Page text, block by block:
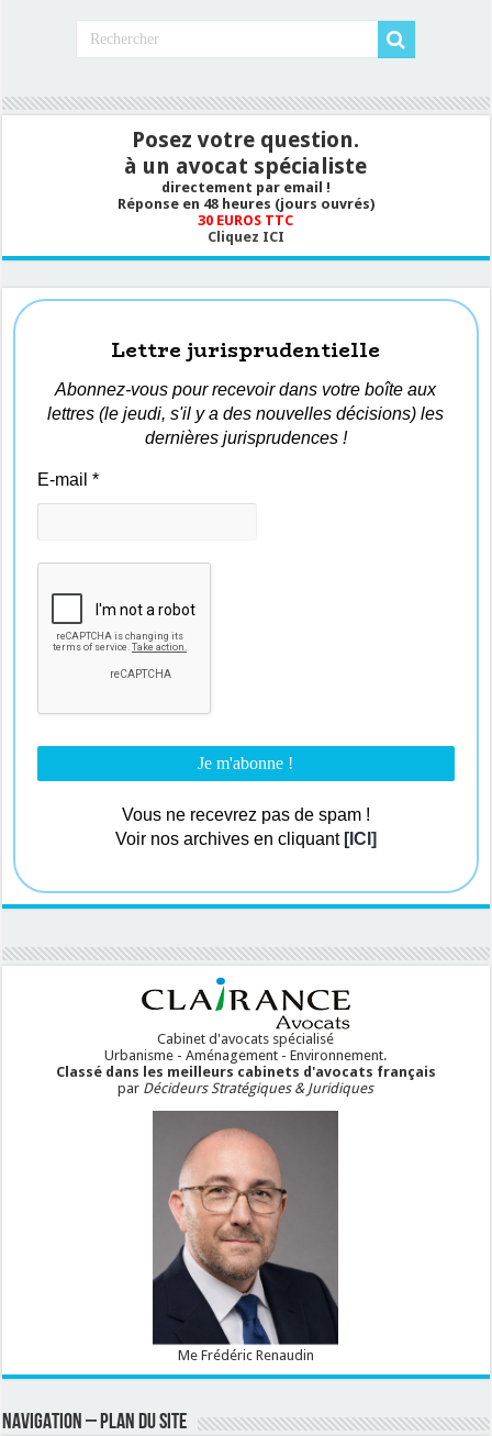
Posez votre question.
à un avocat spécialiste
directement par email !
Réponse en 48 heures (jours ouvrés)
30 EUROS TTC
Cliquez ICI
Lettre jurisprudentielle
Abonnez-vous pour recevoir dans votre boîte aux
lettres (le jeudi, s'il y a des nouvelles décisions) les
dernières jurisprudences !
E-mail*
Vous ne recevrez pas de spam !
Voir nos archives en cliquant [ICI]
Cabinet d'avocats spécialisé
Urbanisme - Aménagement - Environnement.
Classé dans les meilleurs cabinets d'avocats français
par Décideurs Stratégiques & Juridiques
Me Frédéric Renaudin
NAVIGATION – PLAN DU SITE